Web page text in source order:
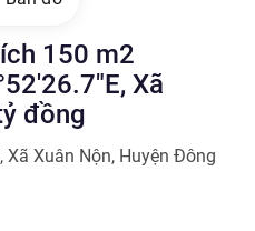
150 m2
Xã
đồng
, Xã Xuân Nộn, Huyện Đông